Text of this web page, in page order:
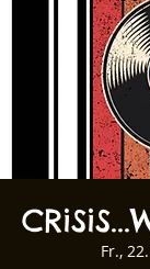
Fr.,